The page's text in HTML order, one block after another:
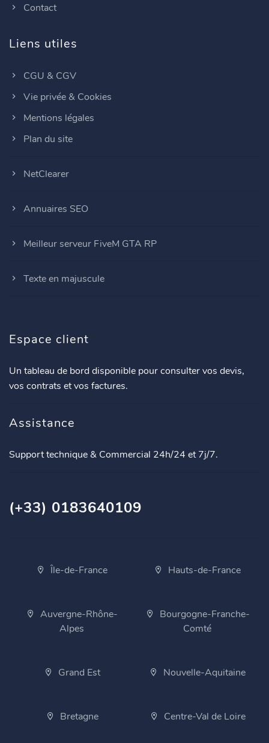
Contact
Liens utiles
CGU & CGV
Vie privée & Cookies
Mentions légales
Plan du site
NetClearer
Annuaires SEO
Meilleur serveur FiveM GTA RP
Texte en majuscule
Espace client
Un tableau de bord disponible pour consulter vos devis,
vos contrats et vos factures.
Assistance
Support technique & Commercial 24h/24 et 7j/7.
(+33) 0183640109
Île-de-France Hauts-de-France
Auvergne-Rhône-
Alpes
Bourgogne-Franche-
Comté
Grand Est Nouvelle-Aquitaine
Bretagne Centre-Val de Loire